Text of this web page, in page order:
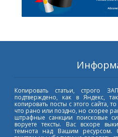
Копировать статьи, строго
подтверждено, как в Яндекс,
копировать посты с этого сайта,
что рано или поздно, но скорее
штрафные санкции поисковые
воруете тексты. Вас вскоре
темнота над Вашим ресурсом.